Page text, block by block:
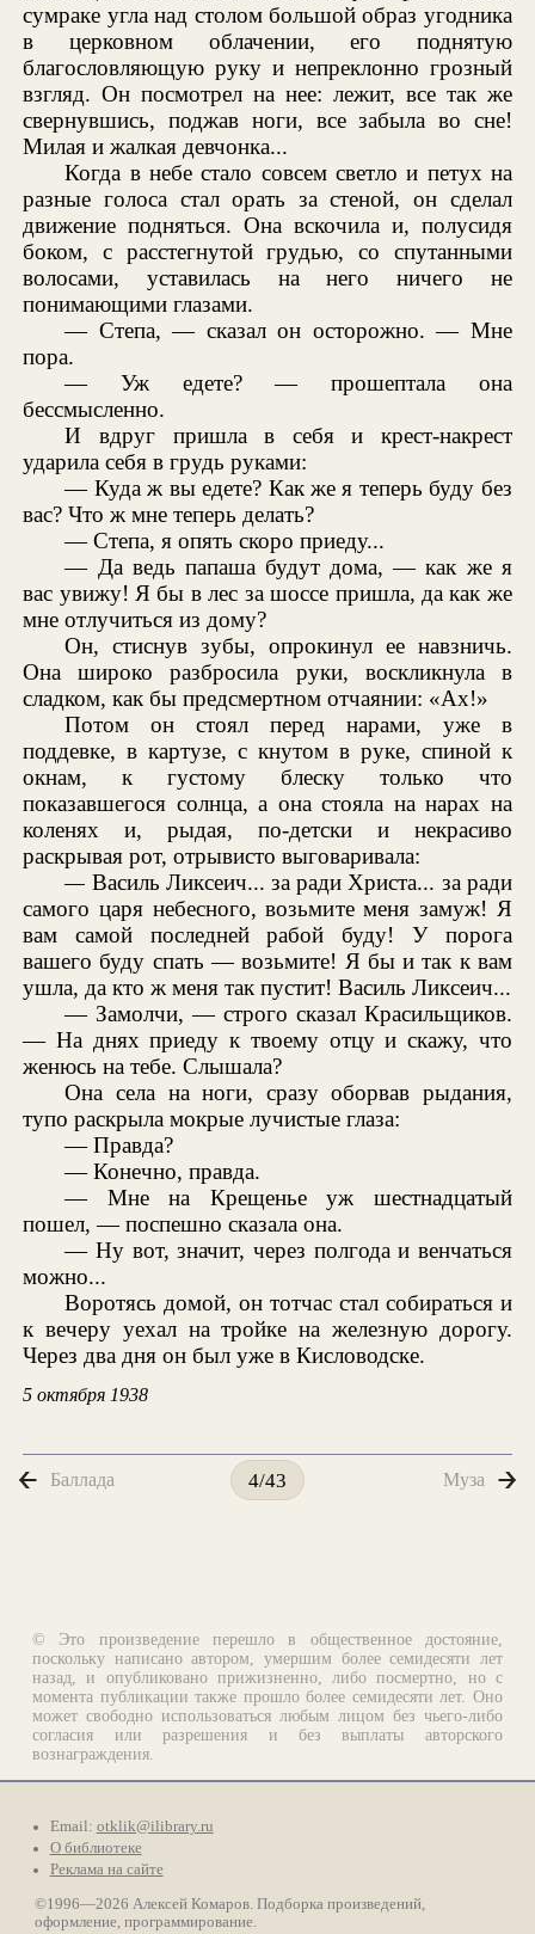
сумраке угла над столом большой образ угодника
в церковном облачении, его поднятую
благословляющую руку и непреклонно грозный
взгляд. Он посмотрел на нее: лежит, все так же
свернувшись, поджав ноги, все забыла во сне!
Милая и жалкая девчонка...
Когда в небе стало совсем светло и петух на
разные голоса стал орать за стеной, он сделал
движение подняться. Она вскочила и, полусидя
боком, с расстегнутой грудью, со спутанными
волосами, уставилась на него ничего не
понимающими глазами.
— Степа, — сказал он осторожно. — Мне
пора.
— Уж едете? — прошептала она
бессмысленно.
И вдруг пришла в себя и крест-накрест
ударила себя в грудь руками:
— Куда ж вы едете? Как же я теперь буду без
вас? Что ж мне теперь делать?
— Степа, я опять скоро приеду...
— Да ведь папаша будут дома, — как же я
вас увижу! Я бы в лес за шоссе пришла, да как же
мне отлучиться из дому?
Он, стиснув зубы, опрокинул ее навзничь.
Она широко разбросила руки, воскликнула в
сладком, как бы предсмертном отчаянии: «Ах!»
Потом он стоял перед нарами, уже в
поддевке, в картузе, с кнутом в руке, спиной к
окнам, к густому блеску только что
показавшегося солнца, а она стояла на нарах на
коленях и, рыдая, по-детски и некрасиво
раскрывая рот, отрывисто выговаривала:
— Василь Ликсеич... за ради Христа... за ради
самого царя небесного, возьмите меня замуж! Я
вам самой последней рабой буду! У порога
вашего буду спать — возьмите! Я бы и так к вам
ушла, да кто ж меня так пустит! Василь Ликсеич...
— Замолчи, — строго сказал Красильщиков.
— На днях приеду к твоему отцу и скажу, что
женюсь на тебе. Слышала?
Она села на ноги, сразу оборвав рыдания,
тупо раскрыла мокрые лучистые глаза:
— Правда?
— Конечно, правда.
— Мне на Крещенье уж шестнадцатый
пошел, — поспешно сказала она.
— Ну вот, значит, через полгода и венчаться
можно...
Воротясь домой, он тотчас стал собираться и
к вечеру уехал на тройке на железную дорогу.
Через два дня он был уже в Кисловодске.
5 октября 1938
Баллада 4/43 Муза
© Это произведение перешло в общественное достояние,
поскольку написано автором, умершим более семидесяти лет
назад, и опубликовано прижизненно, либо посмертно, но с
момента публикации также прошло более семидесяти лет. Оно
может свободно использоваться любым лицом без чьего-либо
согласия или разрешения и без выплаты авторского
вознаграждения.
Email: otklik@ilibrary.ru
О библиотеке
Реклама на сайте
©1996—2026 Алексей Комаров. Подборка произведений,
оформление, программирование.